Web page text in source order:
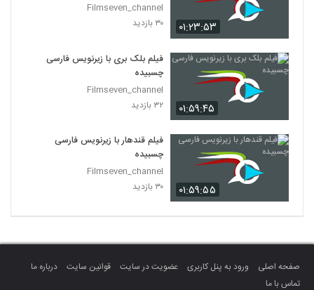
۰۱:۲۳:۵۳
Filmseven_channel
۳۰ بازدید
۰۱:۵۹:۴۵
فیلم بلک بری با زیرنویس فارسی
چسبیده
Filmseven_channel
۳۲ بازدید
۰۱:۵۹:۵۵
فیلم قندهار با زیرنویس فارسی
چسبیده
Filmseven_channel
۳۰ بازدید
صفحه اصلی ورود به پنل کاربری عضویت در سایت قوانین سایت
درباره ما
تماس با ما